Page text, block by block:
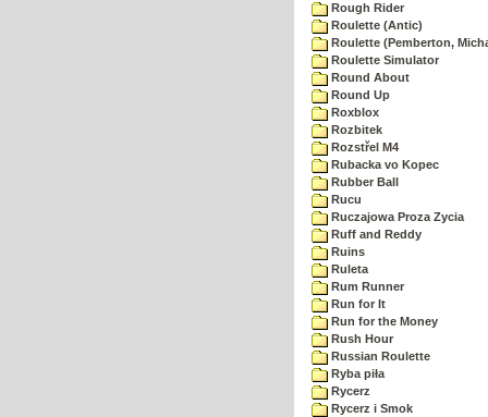
Rough Rider
Roulette (Antic)
Roulette (Pemberton,
Roulette Simulator
Round About
Round Up
Roxblox
Rozbitek
Rozstřel M4
Rubacka vo Kopec
Rubber Ball
Rucu
Ruczajowa Proza Zycia
Ruff and Reddy
Ruins
Ruleta
Rum Runner
Run for It
Run for the Money
Rush Hour
Russian Roulette
Ryba piła
Rycerz
Rycerz i Smok